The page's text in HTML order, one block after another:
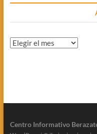
Archivos
Centro Informativo